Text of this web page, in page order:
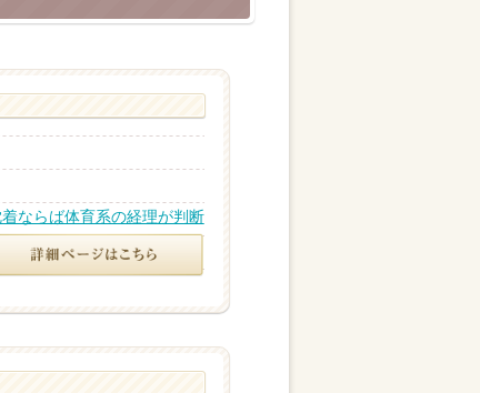
ならば体育系の経理が判断